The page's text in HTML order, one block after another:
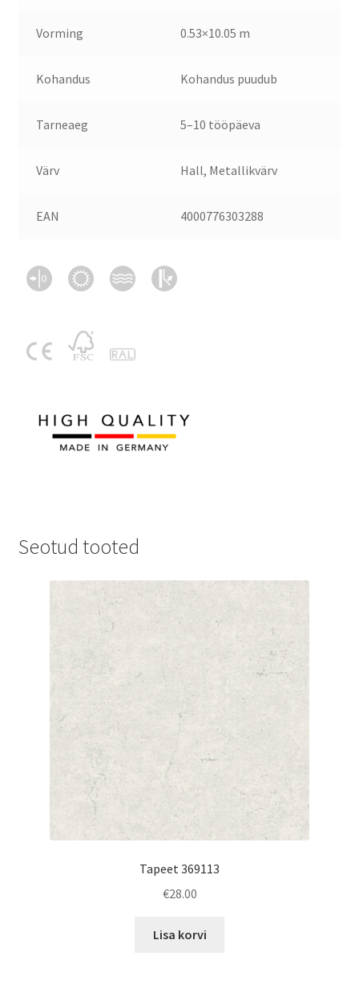
Vorming 0.53×10.05 m
Kohandus Kohandus puudub
Tarneaeg 5–10 tööpäeva
Värv Hall, Metallikvärv
EAN 4000776303288
Seotud tooted
Tapeet 369113
€28.00
Lisa korvi